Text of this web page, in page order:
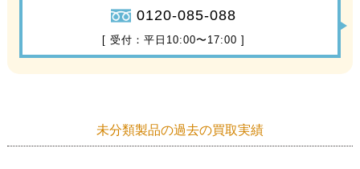
0120-085-088
[ 受付：平日10:00〜17:00 ]
未分類製品の過去の買取実績